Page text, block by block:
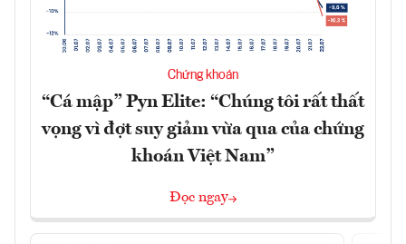
Chứng khoán
“Cá mập” Pyn Elite: “Chúng tôi rất thất
vọng vì đợt suy giảm vừa qua của chứng
khoán Việt Nam”
Đọc ngay